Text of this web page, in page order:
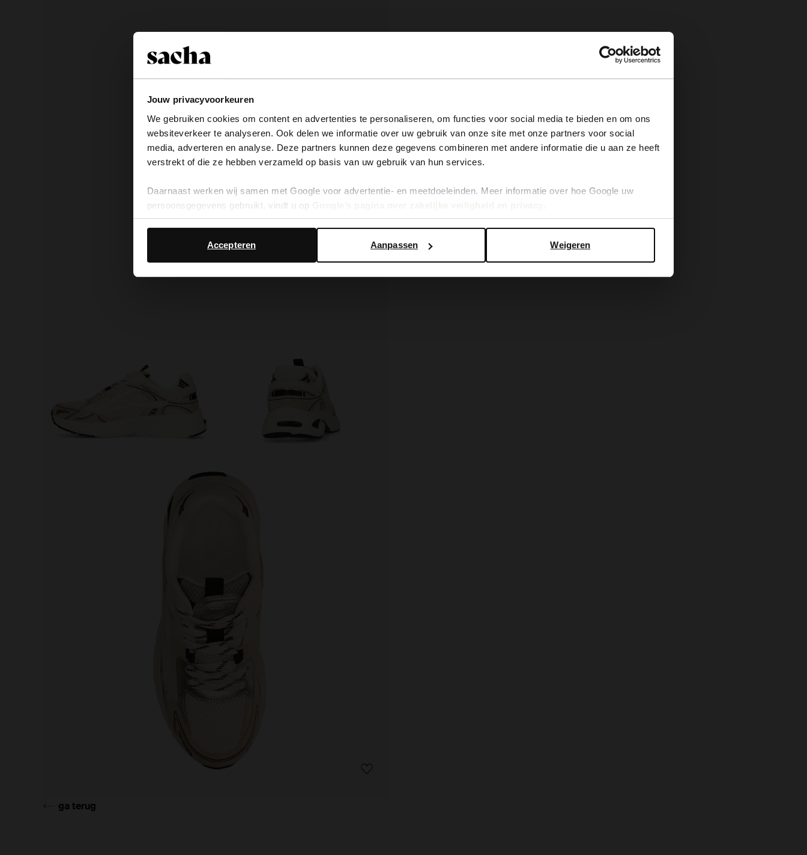
Jouw privacyvoorkeuren
We gebruiken cookies om content en advertenties te personaliseren, om functies voor social media te bieden en om ons
websiteverkeer te analyseren. Ook delen we informatie over uw gebruik van onze site met onze partners voor social
media, adverteren en analyse. Deze partners kunnen deze gegevens combineren met andere informatie die u aan ze heeft
verstrekt of die ze hebben verzameld op basis van uw gebruik van hun services.
Daarnaast werken wij samen met Google voor advertentie- en meetdoeleinden. Meer informatie over hoe Google uw
persoonsgegevens gebruikt, vindt u op
Weigeren
Aanpassen
Accepteren
ga terug
View this website in English?
It looks like your language isn't Dutch. Would you like to
switch to English?
Yes, switch to English No, stay in Dutch